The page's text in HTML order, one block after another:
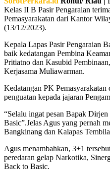
Kelas II B Pasir Pengaraian
Pemasyarakatan dari Kantor
(13/12/2023).
Kepala Lapas Pasir Pengaraian
baik kedatangan Pembina
Pritiatno dan Kasubid
Kerjasama Muliawarman.
Kedatangan PK Pemasyarakatan
penguatan kepada jajaran
“Selalu ingat pesan Bapak
Basic”.Jelas Agus yang pernah
Bangkinang dan Kalapas
Agus menambahkan, 3+1
peredaran gelap Narkotika,
Back to Basic.